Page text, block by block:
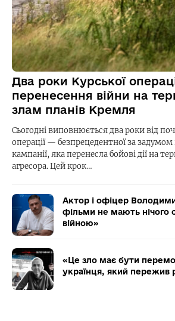
Два роки Курської
перенесення війни на
злам планів Кремля
Сьогодні виповнюється два роки від
операції — безпрецедентної за
кампанії, яка перенесла бойові дії на
агресора. Цей крок…
Актор і офіцер
фільми не мають нічого
війною»
«Це зло має бути
українця, який пережив